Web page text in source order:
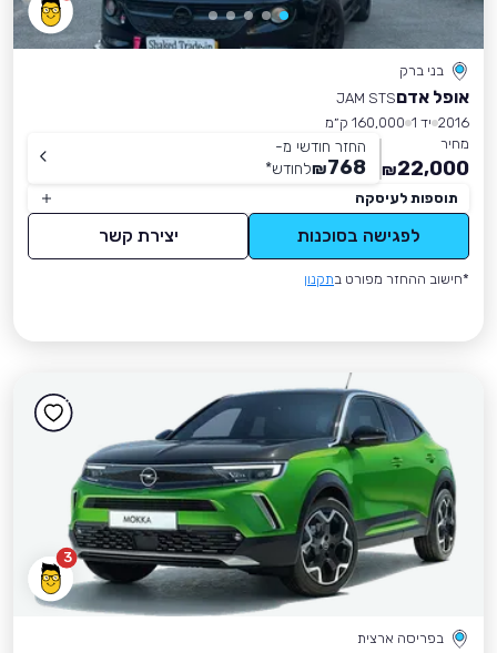
בני ברק
אופל אדםJAM STS
2016 יד 1
160,000 ק״מ
מחיר
22,000
₪
החזר חודשי מ-
768
₪לחודש*
תוספות לעיסקה
לפגישה בסוכנות יצירת קשר
*חישוב ההחזר מפורט בתקנון
3
בפריסה ארצית